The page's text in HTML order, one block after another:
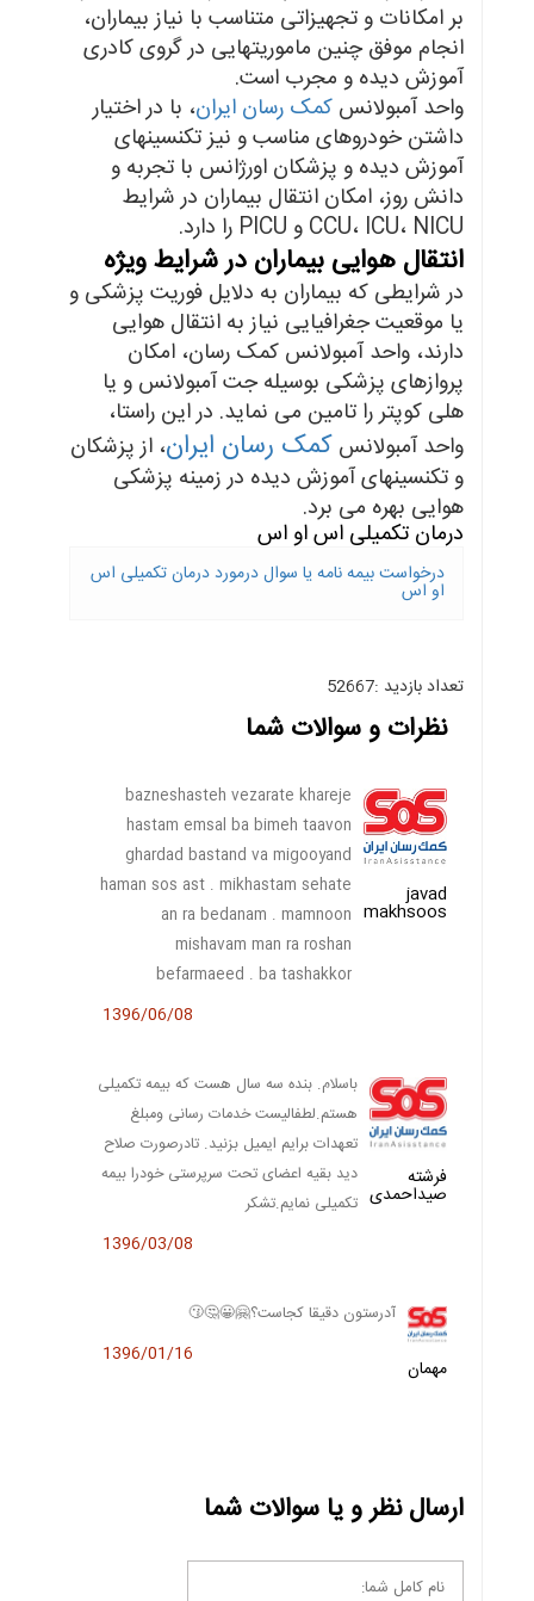
بر امکانات و تجهیزاتی متناسب با نیاز بیماران،
انجام موفق چنین ماموریتهایی در گروی کادری
آموزش دیده و مجرب است.
واحد آمبولانس کمک رسان ایران، با در اختیار
داشتن خودروهای مناسب و نیز تکنسینهای
آموزش دیده و پزشکان اورژانس با تجربه و
دانش روز، امکان انتقال بیماران در شرایط
CCU، ICU، NICU و PICU را دارد.
انتقال هوایی بیماران در شرایط ویژه
در شرایطی که بیماران به دلایل فوریت پزشکی و
یا موقعیت جغرافیایی نیاز به انتقال هوایی
دارند، واحد آمبولانس کمک رسان، امکان
پروازهای پزشکی بوسیله جت آمبولانس و یا
هلی کوپتر را تامین می نماید. در این راستا،
واحد آمبولانس کمک رسان ایران، از پزشکان
و تکنسینهای آموزش دیده در زمینه پزشکی
هوایی بهره می برد.
درمان تکمیلی اس او اس
درخواست بیمه نامه یا سوال درمورد درمان تکمیلی اس
او اس
تعداد بازدید :52667
نظرات و سوالات شما
javad
makhsoos
bazneshasteh vezarate khareje
hastam emsal ba bimeh taavon
ghardad bastand va migooyand
haman sos ast . mikhastam sehate
an ra bedanam . mamnoon
mishavam man ra roshan
befarmaeed . ba tashakkor
1396/06/08
فرشته
صیداحمدی
باسلام. بنده سه سال هست که بیمه تکمیلی
هستم.لطفالیست خدمات رسانی ومبلغ
تعهدات برایم ایمیل بزنید. تادرصورت صلاح
دید بقیه اعضای تحت سرپرستی خودرا بیمه
تکمیلی نمایم.تشکر
1396/03/08
مهمان
آدرستون دقیقا کجاست؟🤗😀🤔😗
1396/01/16
ارسال نظر و یا سوالات شما